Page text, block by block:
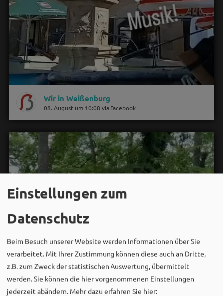
Wir in Weißenburg
08. August um 10:08 via Facebook
Einstellungen zum
Datenschutz
Beim Besuch unserer Website werden Informationen über Sie
verarbeitet. Mit Ihrer Zustimmung können diese auch an Dritte,
z.B. zum Zweck der statistischen Auswertung, übermittelt
werden. Sie können die hier vorgenommenen Einstellungen
jederzeit abändern. Mehr dazu erfahren Sie hier: